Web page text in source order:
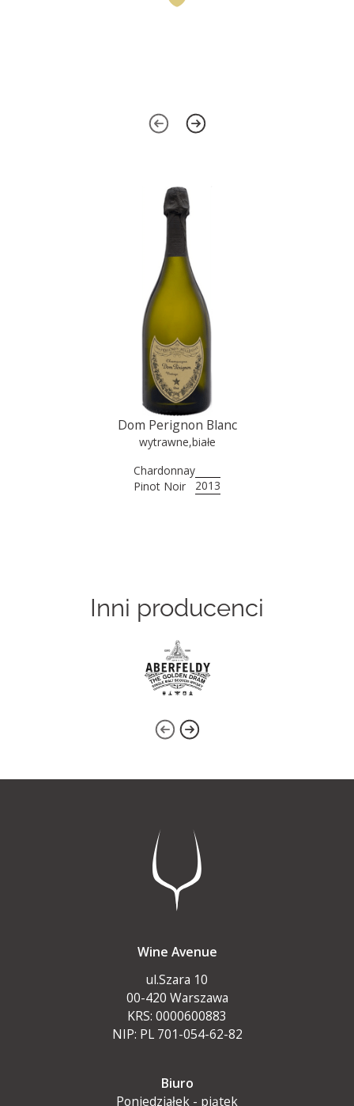
Dom Perignon Blanc
wytrawne,białe
Chardonnay
Pinot Noir
2013
Inni producenci
Wine Avenue
ul.Szara 10
00-420 Warszawa
KRS: 0000600883
NIP: PL 701-054-62-82
Biuro
Poniedziałek - piątek